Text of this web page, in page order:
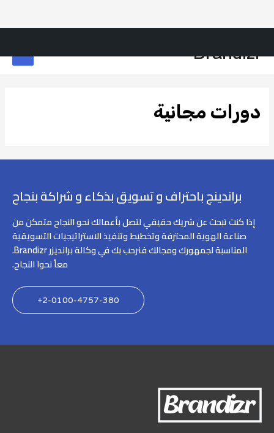
Brandizr
دورات مجانية
براندينج باحتراف و تسويق بذكاء و شراكة بنجاح
إذا كنت تبحث عن شريك حقيقي لتصل بأعمالك نحو النجاح متمكن من
صناعة الهوية المحترفة وتخطيط وتنفيذ الاستراتيجيات التسويقية
المناسبة لجمهورك ومجالك فنرحب بك في وكالة برانديزر Brandizr.
معاً نحوا النجاح.
2-0100-4757-380+